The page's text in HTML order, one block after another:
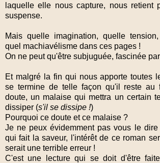
laquelle elle nous capture, nous retient
suspense.
Mais quelle imagination, quelle
quel machiavélisme dans ces pages !
On ne peut qu'être subjuguée, fascinée
Et malgré la fin qui nous apporte toutes
se termine de telle façon qu'il reste au
doute, un malaise qui mettra un certain
dissiper (s'il se dissipe !)
Pourquoi ce doute et ce malaise ?
Je ne peux évidemment pas vous le
qui fait la saveur, l'intérêt de ce roman
serait une terrible erreur !
C'est une lecture qui se doit d'être